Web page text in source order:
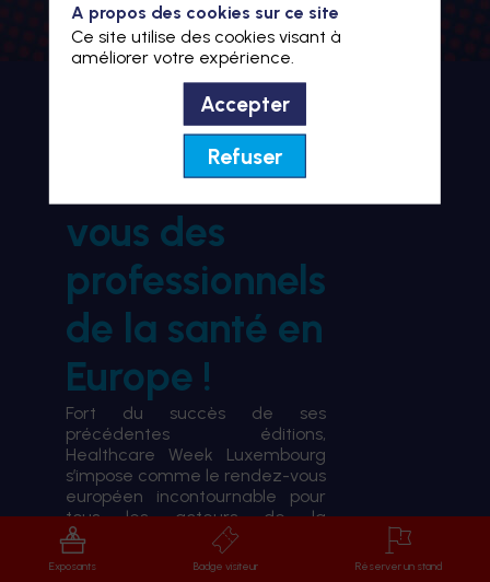
Je m'inscris à HWL26
BIENVENUE À HWL26
le rendez-
vous des
professionnels
de la santé en
Europe !
Fort du succès de ses
précédentes éditions,
Healthcare Week Luxembourg
s’impose comme le rendez-vous
européen incontournable pour
tous les acteurs de la
transformation du système de
santé.
Exposants Badge visiteur Réserver un stand
A propos des cookies sur ce site
Ce site utilise des cookies visant à
améliorer votre expérience.
Accepter
Refuser